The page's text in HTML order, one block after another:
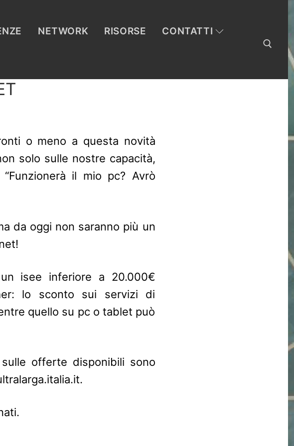
NETWORK RISORSE CONTATTI
o meno a questa novità
solo sulle nostre capacità,
il mio pc? Avrò
da oggi non saranno più un
isee inferiore a 20.000€
lo sconto sui servizi di
quello su pc o tablet può
offerte disponibili sono